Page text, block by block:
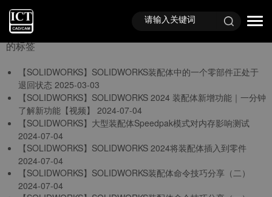
与“SOLIDWORKS装配体”
的标签
首页TAG标签
【SOLIDWORKS】SOLIDWORKS装配体中的一个零部件正处于
退回状态 2025-03-03
【SOLIDWORKS】SOLIDWORKS 2024 装配体新增功能｜一分钟
了解新功能【视频】
2024-07-04
【SOLIDWORKS】大型装配体Speedpak模式对内存影响测试
2024-07-04
【SOLIDWORKS】SOLIDWORKS 2024将装配体插入到零件
2024-07-04
【SOLIDWORKS】SOLIDWORKS装配体命令技巧分享（二）
2024-07-04